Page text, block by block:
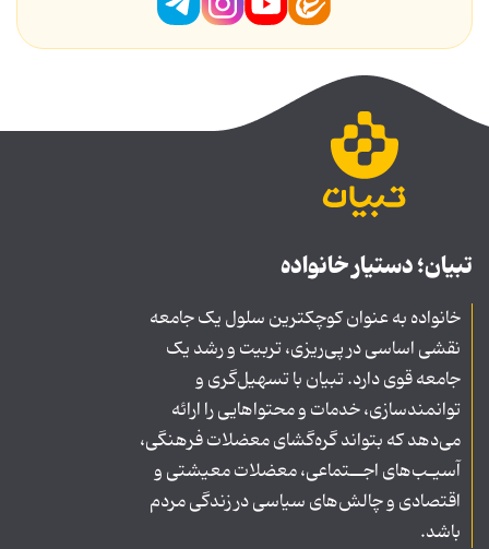
تبیان؛ دستیار خانواده
خانواده به عنوان کوچکترین سلول یک جامعه
نقشی اساسی در پی‌ریزی، تربیت و رشد یک
جامعه قوی دارد. تبیان با تسهیل‌گری و
توانمندسازی، خدمات و محتواهایی را ارائه
می‌دهد که بتواند گره‌گشای معضلات فرهنگی،
آسیـب‌های اجــتماعی، معضلات معیشتی و
اقتصادی و چالش‌های سیاسی در زندگی مردم
باشد.